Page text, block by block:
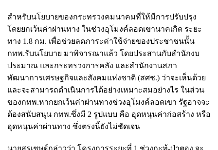
สำหรับนโยบายของกระทรวงคมนาคมที่ให้มีการปรับปรุง
โดยยกเว้นค่าผ่านทาง ในช่วงอุโมงค์ลอดเขานาคเกิด ระยะ
ทาง 1.8 กม. เพื่อช่วยลดภาระค่าใช้จ่ายของประชาชนนั้น
กทพ.รับนโยบาย มาพิจารณาแล้ว โดยประสานกับสำนักงบ
ประมาณ และกระทรวงการคลัง และสำนักงานสภา
พัฒนาการเศรษฐกิจและสังคมแห่งชาติ (สศช.) ว่าจะเห็นด้วย
และจะสามารถดำเนินการได้อย่างเหมาะสมอย่างไร ในส่วน
ของกทพ.หากยกเว้นค่าผ่านทางช่วงอุโมงค์ลอดเขา รัฐอาจจะ
ต้องสนับสนุน กทพ.ซึ่งมี 2 รูปแบบ คือ อุดหนุนค่าก่อสร้าง หรือ
อุดหนุนค่าผ่านทาง ซึ่งตรงนี้ยังไม่ชัดเจน
นายสุรเชษฐ์กล่าวว่า โครงการระยะที่ 1 ช่วงกะทู้-ป่าตอง จะ